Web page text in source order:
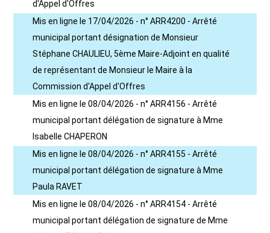
d'Appel d'Offres
Mis en ligne le 17/04/2026 - n° ARR4200 - Arrêté
municipal portant désignation de Monsieur
Stéphane CHAULIEU, 5ème Maire-Adjoint en qualité
de représentant de Monsieur le Maire à la
Commission d'Appel d'Offres
Mis en ligne le 08/04/2026 - n° ARR4156 - Arrêté
municipal portant délégation de signature à Mme
Isabelle CHAPERON
Mis en ligne le 08/04/2026 - n° ARR4155 - Arrêté
municipal portant délégation de signature à Mme
Paula RAVET
Mis en ligne le 08/04/2026 - n° ARR4154 - Arrêté
municipal portant délégation de signature de Mme